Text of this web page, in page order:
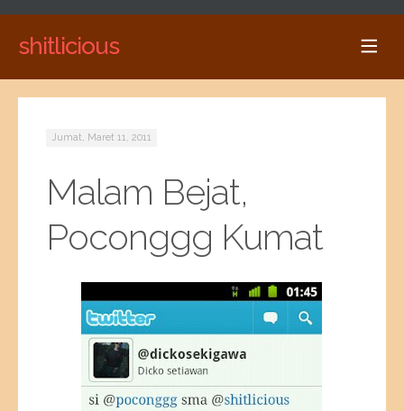
shitlicious
Jumat, Maret 11, 2011
Malam Bejat,
Poconggg Kumat